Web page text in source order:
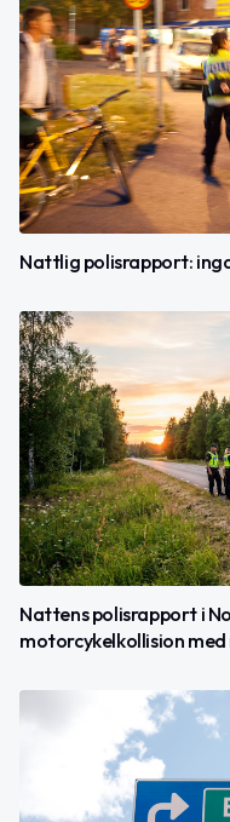
Nattlig polisrapport:
Nattens polisrapport i
motorcykelkollision med